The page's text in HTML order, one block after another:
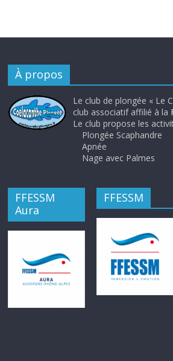
À propos
Le club de plongée « Le
club associatif affilié à la
Le club propose les
Plongée Scaphandre
Apnée
Nage avec Palmes
FFESSM
Aura
FFESSM